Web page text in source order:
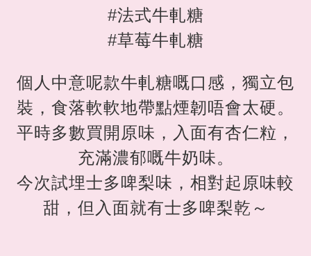
#法式牛軋糖
#草莓牛軋糖
個人中意呢款牛軋糖嘅口感，獨立包
裝，食落軟軟地帶點煙韌唔會太硬。
平時多數買開原味，入面有杏仁粒，
充滿濃郁嘅牛奶味。
今次試埋士多啤梨味，相對起原味較
甜，但入面就有士多啤梨乾～